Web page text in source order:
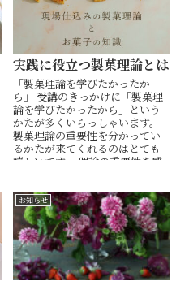
実践に役立つ製菓理論とは
「製菓理論を学びたかったか
ら」 受講のきっかけに「製菓理
論を学びたかったから」という
かたが多くいらっしゃいます。
製菓理論の重要性を分かってい
るかたが来てくれるのはとても
嬉しいです。 理論の重要性を感
お知らせ